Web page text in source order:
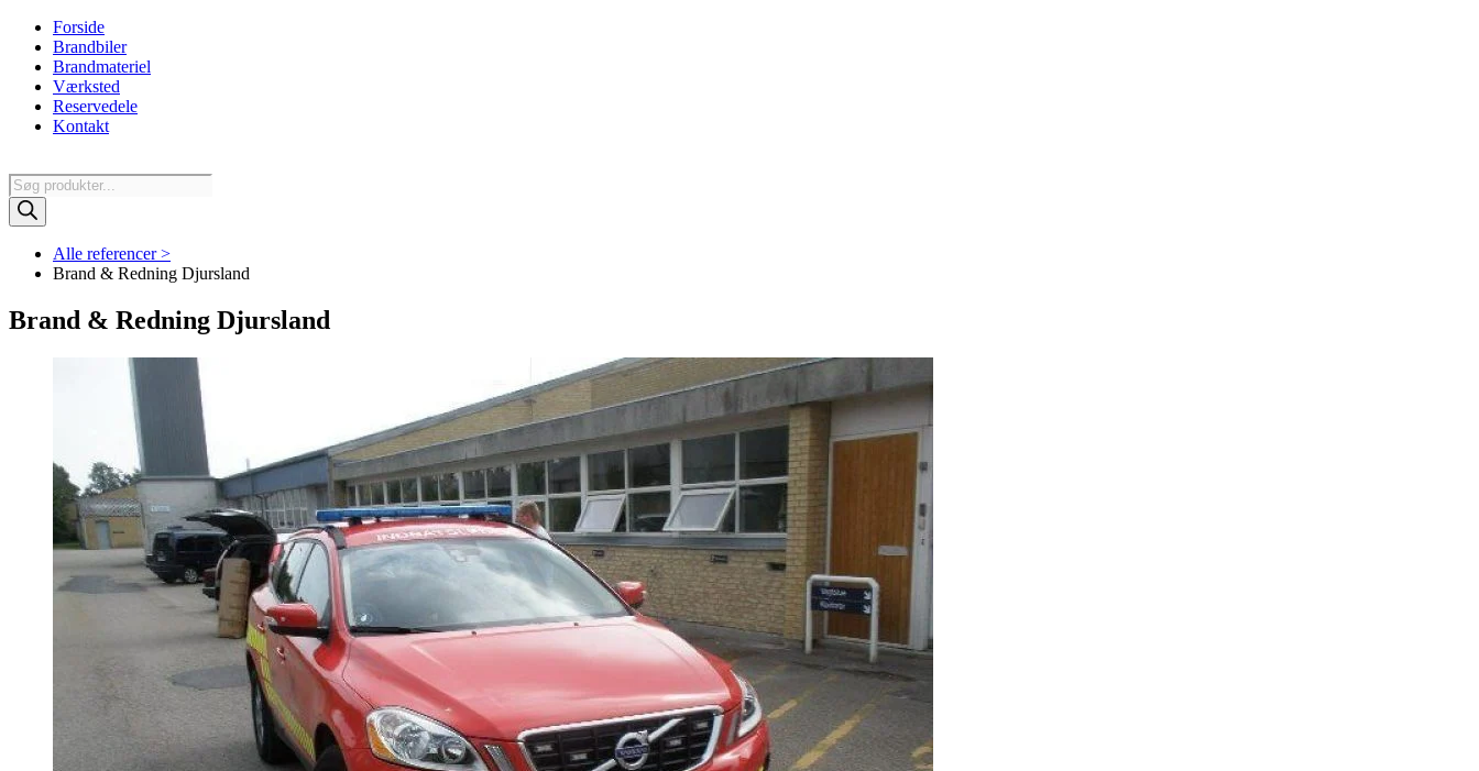
Forside
Brandbiler
Brandmateriel
Værksted
Reservedele
Kontakt
Products
search
Alle referencer >
Brand & Redning Djursland
Brand & Redning Djursland